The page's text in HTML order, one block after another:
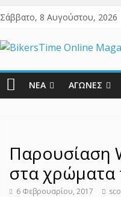
Σάββατο, 8 Αυγούστου, 2026
ΝΕΑ ΑΓΩΝΕΣ
Παρουσίαση
στα χρώματα
6 Φεβρουαρίου, 2017